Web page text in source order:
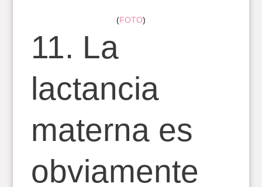
(FOTO)
11. La
lactancia
materna es
obviamente